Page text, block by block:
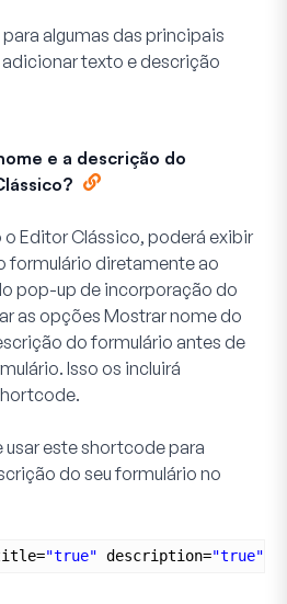
algumas das principais
texto e descrição
e a descrição do
o Editor Clássico, poderá exibir
formulário diretamente ao
pop-up de incorporação do
as opções Mostrar nome do
do formulárioantes de
. Isso os incluirá
este shortcode para
do seu formulário no
"true" description="true"